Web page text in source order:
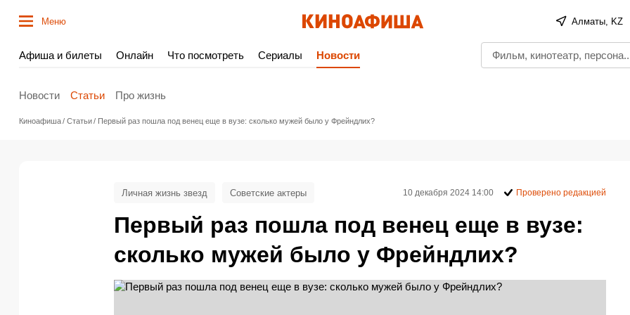
Меню Алматы, KZ
Афиша и билеты Онлайн Что посмотреть Сериалы Новости
Новости Статьи Про жизнь
Киноафиша Статьи Первый раз пошла под венец еще в вузе: сколько мужей было у Фрейндлих?
Первый раз пошла под венец еще в вузе:
сколько мужей было у Фрейндлих?
Личная жизнь звезд Советские актеры 10 декабря 2024 14:00 Проверено редакцией